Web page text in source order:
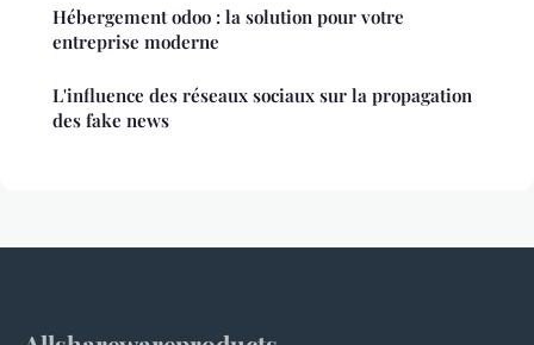
Hébergement odoo : la solution pour votre
entreprise moderne
L'influence des réseaux sociaux sur la propagation
des fake news